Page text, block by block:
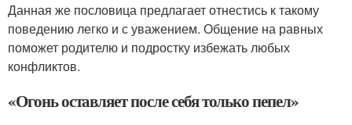
Данная же пословица предлагает отнестись к такому
поведению легко и с уважением. Общение на равных
поможет родителю и подростку избежать любых
конфликтов.
«Огонь оставляет после себя только пепел»